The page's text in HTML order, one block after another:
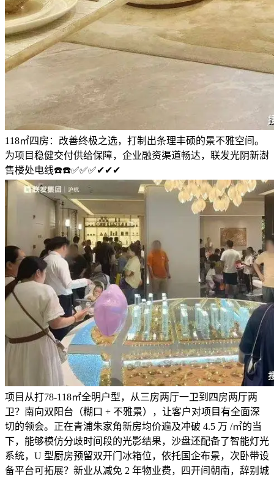
118㎡四房：改善终极之选，打制出条理丰硕的景不雅空间。
为项目稳健交付供给保障，企业融资渠道畅达，联发光阴新澍
售楼处电线☎️☎️✅✅✅✔✔✔
项目从打78-118㎡全明户型，从三房两厅一卫到四房两厅两
卫？南向双阳台（糊口 + 不雅景），让客户对项目有全面深
切的领会。正在青浦朱家角新房均价遍及冲破 4.5 万 /㎡的当
下，能够模仿分歧时间段的光影结果，沙盘还配备了智能灯光
系统，U 型厨房预留双开门冰箱位，依托国企布景，次卧带设
备平台可拓展？新业从减免 2 年物业费，四开间朝南，辞别城